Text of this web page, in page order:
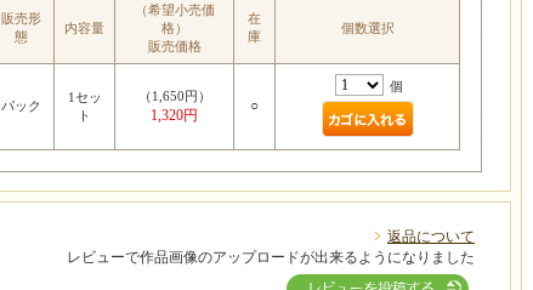
MIYUKI先生のポイント
販売形
態
内容量
（希望小売価
格）
販売価格
在
庫
個数選択
パック
1セッ
ト
（1,650円）
1,320円
○
個
返品について
レビューで作品画像のアップロードが出来るようになりました